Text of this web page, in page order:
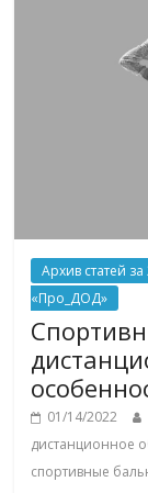
Архив статей
«Про_ДОД»
01/14/2022
дистанционное
спортивные